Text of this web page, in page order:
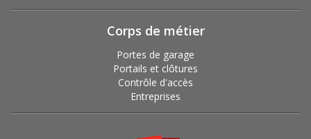
Corps de métier
Portes de garage
Portails et clôtures
Contrôle d'accès
Entreprises